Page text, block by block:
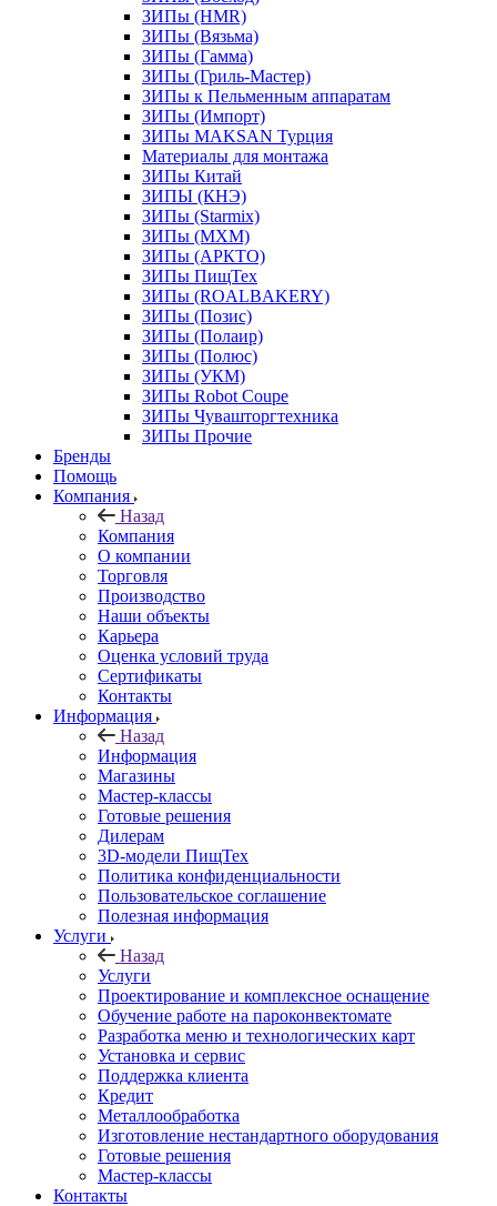
ЗИПы (HMR)
ЗИПы (Вязьма)
ЗИПы (Гамма)
ЗИПы (Гриль-Мастер)
ЗИПы к Пельменным аппаратам
ЗИПы (Импорт)
ЗИПы MAKSAN Турция
Материалы для монтажа
ЗИПы Китай
ЗИПЫ (КНЭ)
ЗИПы (Starmix)
ЗИПы (МХМ)
ЗИПы (АРКТО)
ЗИПы ПищТех
ЗИПы (ROALBAKERY)
ЗИПы (Позис)
ЗИПы (Полаир)
ЗИПы (Полюс)
ЗИПы (УКМ)
ЗИПы Robot Coupe
ЗИПы Чувашторгтехника
ЗИПы Прочие
Бренды
Помощь
Компания
Назад
Компания
О компании
Торговля
Производство
Наши объекты
Карьера
Оценка условий труда
Сертификаты
Контакты
Информация
Назад
Информация
Магазины
Мастер-классы
Готовые решения
Дилерам
3D-модели ПищТех
Политика конфиденциальности
Пользовательское соглашение
Полезная информация
Услуги
Назад
Услуги
Проектирование и комплексное оснащение
Обучение работе на пароконвектомате
Разработка меню и технологических карт
Установка и сервис
Поддержка клиента
Кредит
Металлообработка
Изготовление нестандартного оборудования
Готовые решения
Мастер-классы
Контакты